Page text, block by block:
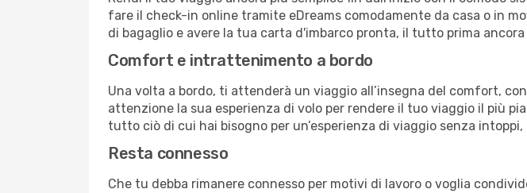
fare il check-in online tramite eDreams comodamente da casa o in
di bagaglio e avere la tua carta d'imbarco pronta, il tutto prima
Comfort e intrattenimento a bordo
Una volta a bordo, ti attenderà un viaggio all’insegna del comfort,
attenzione la sua esperienza di volo per rendere il tuo viaggio il più
tutto ciò di cui hai bisogno per un’esperienza di viaggio senza
Resta connesso
Che tu debba rimanere connesso per motivi di lavoro o voglia